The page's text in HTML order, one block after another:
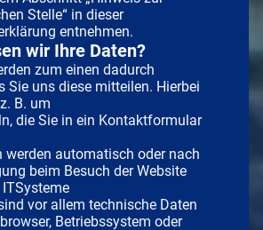
Stelle“ in dieser
entnehmen.
wir Ihre Daten?
zum einen dadurch
Sie uns diese mitteilen. Hierbei
B. um
die Sie in ein Kontaktformular
werden automatisch oder nach
beim Besuch der Website
vor allem technische Daten
Betriebssystem oder